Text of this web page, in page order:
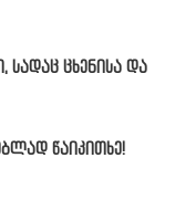
სადაც ცხენისა და
წაიკითხე!